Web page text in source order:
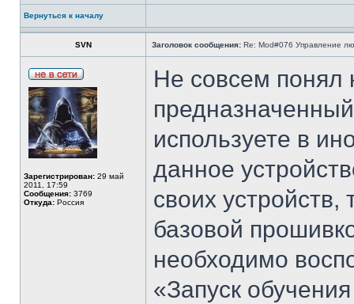
Вернуться к началу
SVN Заголовок сообщения: Re: Mod#076 Управление
Зарегистрирован: 29 май
2011, 17:59
Сообщения: 3769
Откуда: Россия
Не совсем
используете в
данное
своих
базовой
необходимо
«Запуск